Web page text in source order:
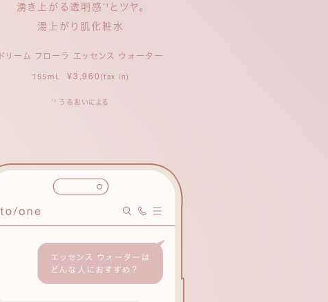
湧き上がる透明感 *1 とツヤ。
湯上がり肌化粧水
ドリーム フローラ エッセンス ウォーター
155mL ¥3,960 (tax in)
*1 うるおいによる